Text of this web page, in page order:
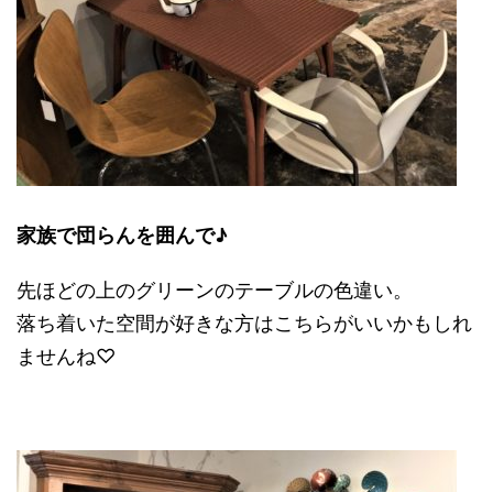
家族で団らんを囲んで♪
先ほどの上のグリーンのテーブルの色違い。
落ち着いた空間が好きな方はこちらがいいかもしれ
ませんね♡